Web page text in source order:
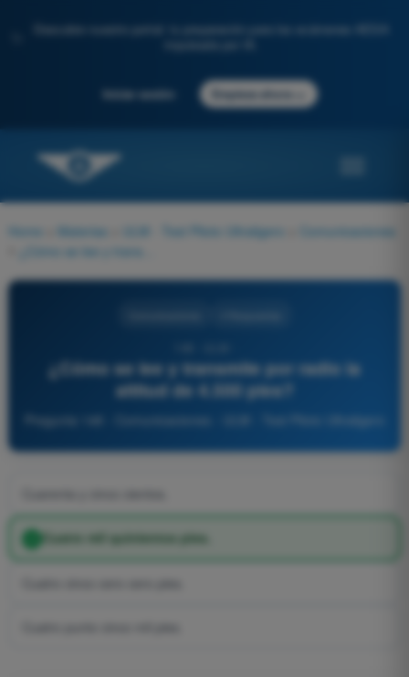
Descubre nuestro portal: tu preparación para los exámenes AESA
Iniciar sesión Empieza ahora
Home Materias ULM - Test Piloto Ultraligero
Comunicaciones
¿Cómo se lee y transmite por radio la
altitud de 4.500 pies?
Pregunta 148 - Comunicaciones - ULM - Test Piloto Ultraligero
Cuatro mil quinientos pies.